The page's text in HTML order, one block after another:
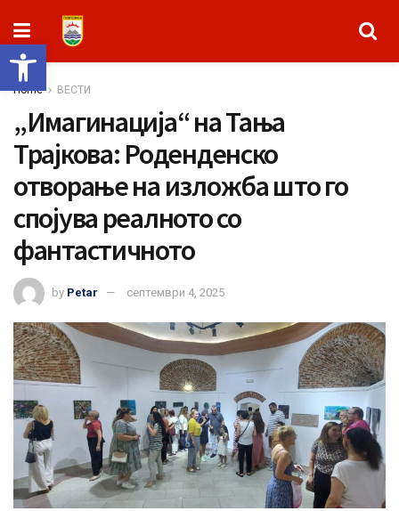
Open toolbar
Home ВЕСТИ
„Имагинација“ на Тања
Трајкова: Роденденско
отворање на изложба што го
спојува реалното со
фантастичното
by Petar септември 4, 2025